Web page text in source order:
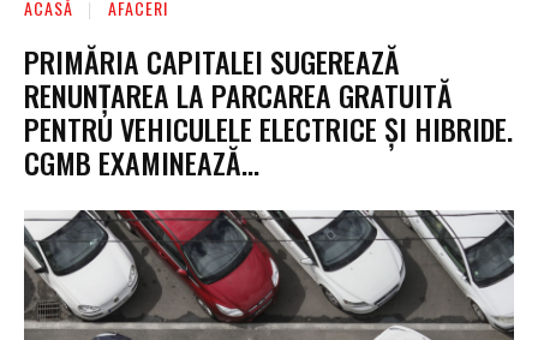
ACASĂ AFACERI
PRIMĂRIA CAPITALEI SUGEREAZĂ
RENUNȚAREA LA PARCAREA GRATUITĂ
PENTRU VEHICULELE ELECTRICE ȘI HIBRIDE.
CGMB EXAMINEAZĂ…